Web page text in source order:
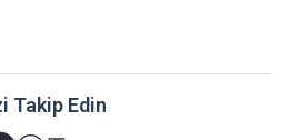
Takip Edin